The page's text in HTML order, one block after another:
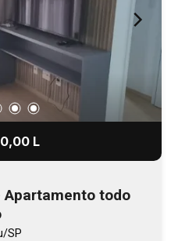
L
Apartamento todo
SP